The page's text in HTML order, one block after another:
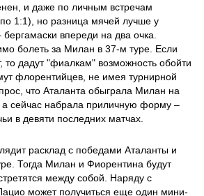
и даже по личным встречам
1:1), но разница мячей лучше у
впереди на два очка.
болеть за Милан в 37-м туре. Если
то дадут "фиалкам" возможность обойти
флорентийцев, не имея турнирной
что Аталанта обыграла Милан на
а сейчас набрала приличную форму –
в девяти последних матчах.
расклад с победами Аталанты и
Тогда Милан и Фиорентина будут
между собой. Наряду с
может получиться еще один мини-